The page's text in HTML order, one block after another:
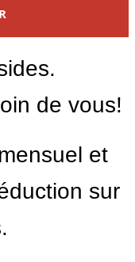
de vous!
et
sur